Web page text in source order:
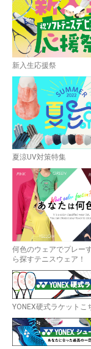
お買い
新入生応援祭
夏涼UV対策特集
何色のウェアでプレー
ら探すテニスウェア！
YONEX硬式ラケットこ